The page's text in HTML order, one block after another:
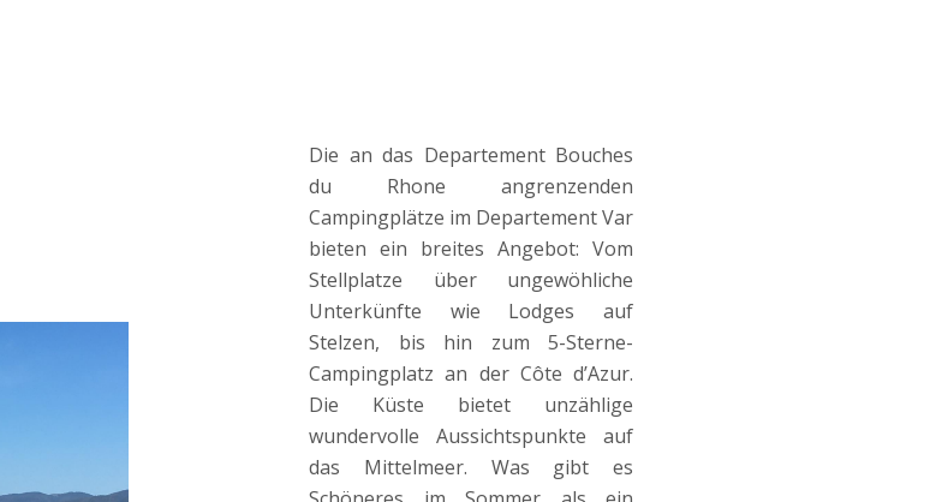
Die an das Departement Bouches
du Rhone angrenzenden
Campingplätze im Departement Var
bieten ein breites Angebot: Vom
Stellplatze über ungewöhliche
Unterkünfte wie Lodges auf
Stelzen, bis hin zum 5-Sterne-
Campingplatz an der Côte d’Azur.
Die Küste bietet unzählige
wundervolle Aussichtspunkte auf
das Mittelmeer. Was gibt es